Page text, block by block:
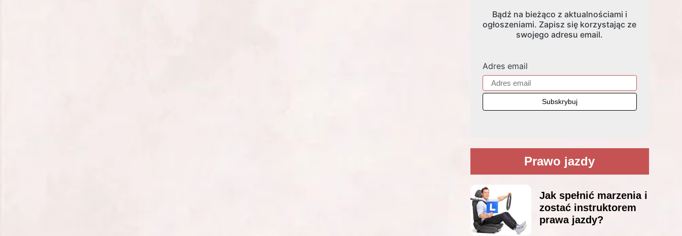
Bądź na bieżąco z aktualnościami i
ogłoszeniami. Zapisz się korzystając ze
swojego adresu email.
Adres email
Prawo jazdy
Jak spełnić marzenia i
zostać instruktorem
prawa jazdy?